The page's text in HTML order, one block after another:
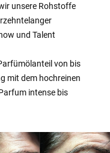
unsere Rohstoffe
und Talent
von bis
mit dem hochreinen
intense bis